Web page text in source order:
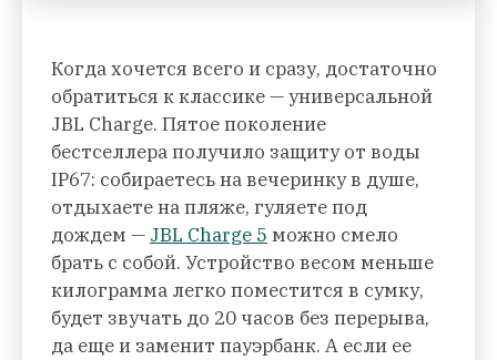
Когда хочется всего и сразу, достаточно
обратиться к классике — универсальной
JBL Charge. Пятое поколение
бестселлера получило защиту от воды
IP67: собираетесь на вечеринку в душе,
отдыхаете на пляже, гуляете под
дождем — JBL Charge 5 можно смело
брать с собой. Устройство весом меньше
килограмма легко поместится в сумку,
будет звучать до 20 часов без перерыва,
да еще и заменит пауэрбанк. А если ее